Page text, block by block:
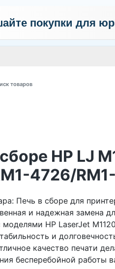
покупки для
HP LJ
4726/
Печь в сборе для
и надежная замена
HP LaserJet
и
качество печати
бесперебойной работы